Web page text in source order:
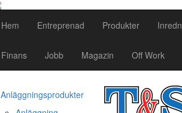
Hem Entreprenad Produkter
Finans Jobb Magazin Off Work
Anläggningsprodukter